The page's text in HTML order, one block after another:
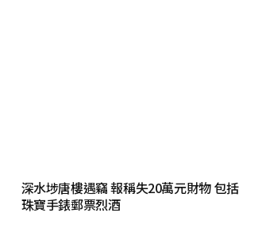
深水埗唐樓遇竊 報稱失20萬元財物 包括
珠寶手錶郵票烈酒